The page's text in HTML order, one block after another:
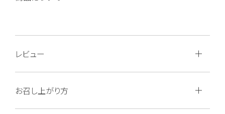
レビュー
お召し上がり方